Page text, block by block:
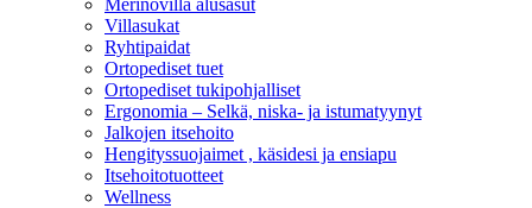
Merinovilla alusasut
Villasukat
Ryhtipaidat
Ortopediset tuet
Ortopediset tukipohjalliset
Ergonomia – Selkä, niska- ja istumatyynyt
Jalkojen itsehoito
Hengityssuojaimet , käsidesi ja ensiapu
Itsehoitotuotteet
Wellness